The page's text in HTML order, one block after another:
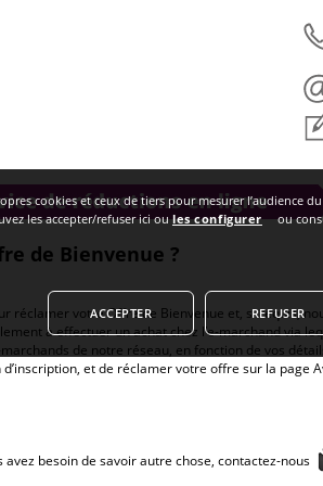
?
de Bienvenue ?
réclamer votre Offre de Bienvenue et, si requis,
à effectuer un achat chez l’e-marchand via
de notre réseau, en fonction de vos
et de réclamer votre offre sur la page
besoin de savoir autre chose, contactez-nous
cookies et ceux de tiers pour mesurer l’audience
les accepter/refuser ici oules configurer ou
REFUSER
ACCEPTER